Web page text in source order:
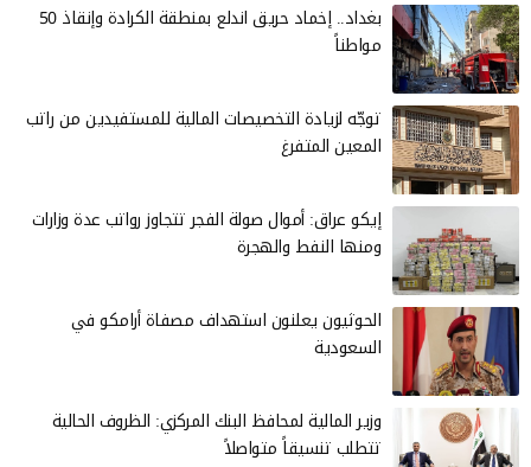
بغداد.. إخماد حريق اندلع بمنطقة الكرادة وإنقاذ 50
مواطناً
توجّه لزيادة التخصيصات المالية للمستفيدين من راتب
المعين المتفرغ
إيكو عراق: أموال صولة الفجر تتجاوز رواتب عدة وزارات
ومنها النفط والهجرة
الحوثيون يعلنون استهداف مصفاة أرامكو في
السعودية
وزير المالية لمحافظ البنك المركزي: الظروف الحالية
تتطلب تنسيقاً متواصلاً